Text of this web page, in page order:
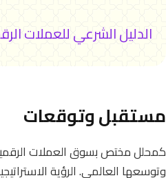
الدليل الشرعي للعملات
مستقبل وتوقعات
كمحلل مختص بسوق العملات